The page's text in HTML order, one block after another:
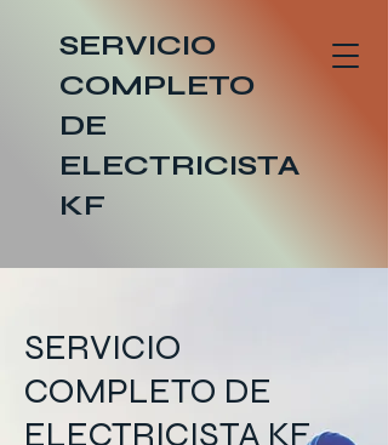
SERVICIO
COMPLETO
DE
ELECTRICISTA
KF
SERVICIO
COMPLETO DE
ELECTRICISTA KF